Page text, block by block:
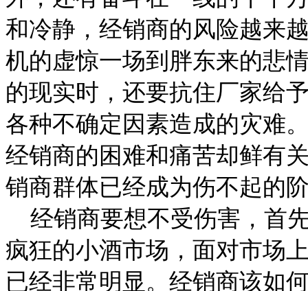
和冷静，经销商的风险越来
机的虚惊一场到胖东来的悲
的现实时，还要抗住厂家给
各种不确定因素造成的灾难
经销商的困难和痛苦却鲜有
销商群体已经成为伤不起的
经销商要想不受伤害，首
疯狂的小酒市场，面对市场
已经非常明显。经销商该如